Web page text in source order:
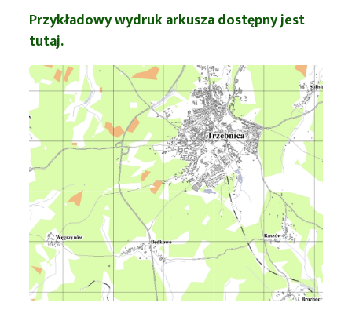
Przykładowy wydruk arkusza dostępny jest
tutaj.